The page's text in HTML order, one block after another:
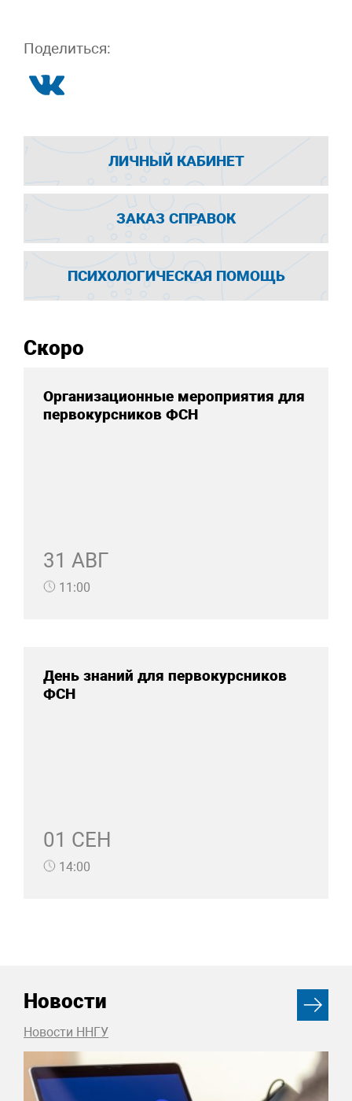
Поделиться:
ЛИЧНЫЙ КАБИНЕТ
ЗАКАЗ СПРАВОК
ПСИХОЛОГИЧЕСКАЯ ПОМОЩЬ
Скоро
Организационные мероприятия для
первокурсников ФСН
31 АВГ
11:00
День знаний для первокурсников
ФСН
01 СЕН
14:00
Новости
Новости ННГУ